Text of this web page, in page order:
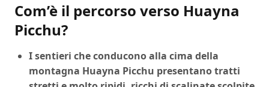
Com’è il percorso verso Huayna
Picchu?
I sentieri che conducono alla cima della
montagna Huayna Picchu presentano tratti